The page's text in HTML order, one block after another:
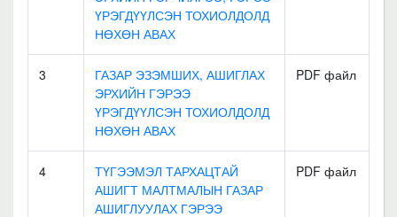
ҮРЭГДҮҮЛСЭН ТОХИОЛДОЛД
НӨХӨН АВАХ
3
ГАЗАР ЭЗЭМШИХ, АШИГЛАХ
ЭРХИЙН ГЭРЭЭ
ҮРЭГДҮҮЛСЭН ТОХИОЛДОЛД
НӨХӨН АВАХ
PDF файл
4
ТҮГЭЭМЭЛ ТАРХАЦТАЙ
АШИГТ МАЛТМАЛЫН ГАЗАР
АШИГЛУУЛАХ ГЭРЭЭ
PDF файл